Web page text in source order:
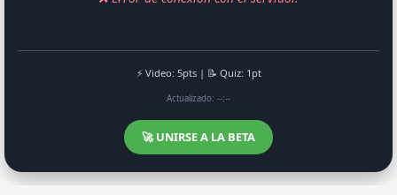
⚡ Video: 5pts | 📝 Quiz: 1pt
Actualizado: --:--
🚀 UNIRSE A LA BETA